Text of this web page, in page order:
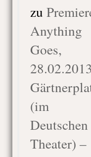
zu
Anything
Goes,
(im
Deutschen
Theater) –